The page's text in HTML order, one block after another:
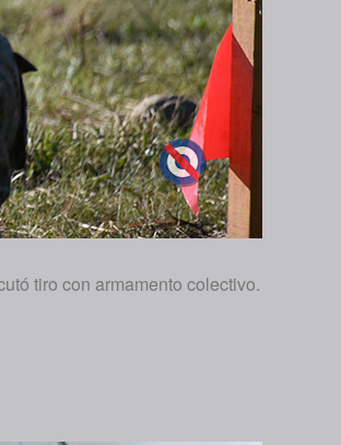
tiro con armamento colectivo.